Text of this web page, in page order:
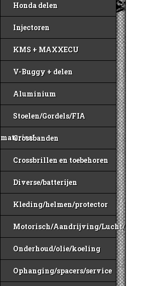
Honda delen
Injectoren
KMS + MAXXECU
V-Buggy + delen
Aluminium
Stoelen/Gordels/FIA
materiaal
Crossbanden
Crossbrillen en toebehoren
Diverse/batterijen
Kleding/helmen/protector
Motorisch/Aandrijving/Lucht/Benzine
Onderhoud/olie/koeling
Ophanging/spacers/service